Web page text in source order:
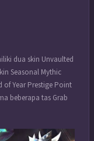
dua skin Unvaulted
Seasonal Mythic
of Year Prestige Point
beberapa tas Grab